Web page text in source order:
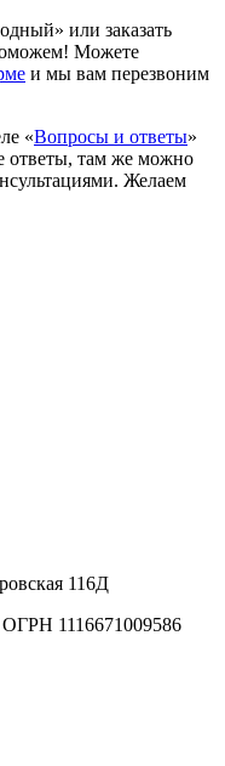
или заказать
Можете
и мы вам перезвоним
«Вопросы и ответы»
ответы, там же можно
Желаем
116Д
1116671009586